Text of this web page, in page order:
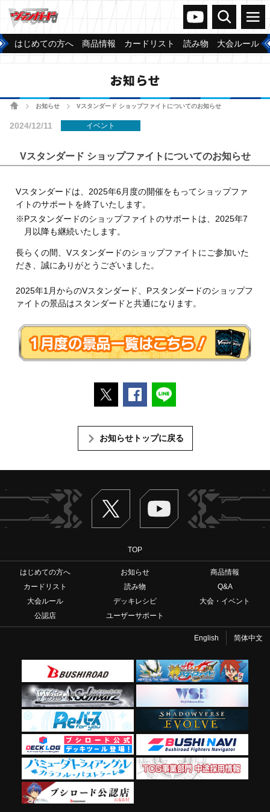
ヴァンガードch
検索 メニュー
はじめての方へ 商品情報 カードリスト 読み物 大会ルール
お知らせ
ホームお知らせ Vスタンダード ショップファイトについてのお知らせ
2024/12/11 イベント
Vスタンダード ショップファイトについてのお知らせ
Vスタンダードは、2025年6月度の開催をもってショップファ
イトのサポートを終了いたします。
※Pスタンダードのショップファイトのサポートは、2025年7
月以降も継続いたします。
長らくの間、Vスタンダードのショップファイトにご参加いた
だき、誠にありがとうございました。
2025年1月からのVスタンダード、Pスタンダードのショップフ
ァイトの景品はスタンダードと共通になります。
ポストするFacebookでシェアする
お知らせトップに戻る
Twitter ヴァンガードch
TOP
はじめての方へ お知らせ
商品情報
カードリスト
読み物
Q&A
大会ルール
デッキレシピ
大会・イベント
公認店
ユーザーサポート
English 简体中文